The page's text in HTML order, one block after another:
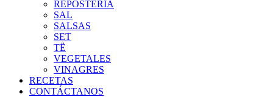
REPOSTERIA
SAL
SALSAS
SET
TË
VEGETALES
VINAGRES
RECETAS
CONTÁCTANOS